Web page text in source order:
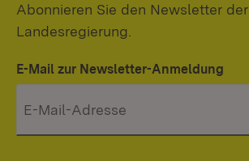
Abonnieren Sie den Newsletter der
Landesregierung.
E-Mail zur Newsletter-Anmeldung